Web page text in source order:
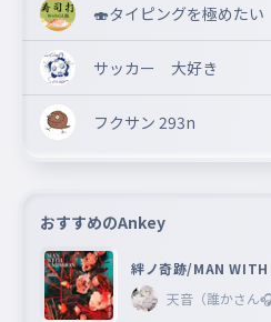
🍣タイピングを極めたい
サッカー 大好き
フクサン 293n
おすすめのAnkey
絆ノ奇跡/MAN
天音（誰かさん🎧